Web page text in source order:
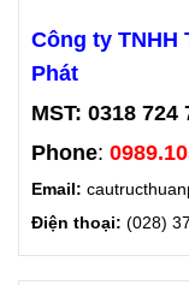
Công ty TNHH
Phát
MST: 0318 724
Phone:
Email:
Điện thoại: (028)